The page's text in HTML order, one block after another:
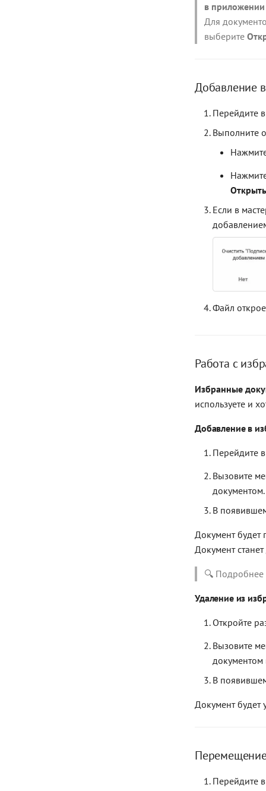
в приложении
Для
выберите
Добавление
Перейдите
Выполните
Открыть
Если в
Файл
Работа с
Избранные
используете и
Добавление в
Перейдите
Вызовите
документом.
В
Документ будет
Документ
🔍 Подробнее
Удаление из
Откройте
Вызовите
документом
В
Документ будет
Перейдите